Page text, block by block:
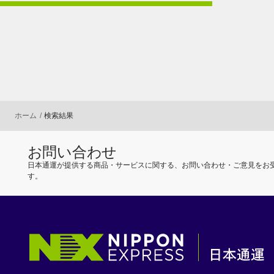
ホーム 検索結果
お問い合わせ
日本通運が提供する商品・サービスに関する、お問い合わせ・ご意見をお
す。